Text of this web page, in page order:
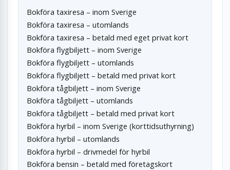
Bokföra taxiresa – inom Sverige
Bokföra taxiresa – utomlands
Bokföra taxiresa – betald med eget privat kort
Bokföra flygbiljett – inom Sverige
Bokföra flygbiljett – utomlands
Bokföra flygbiljett – betald med privat kort
Bokföra tågbiljett – inom Sverige
Bokföra tågbiljett – utomlands
Bokföra tågbiljett – betald med privat kort
Bokföra hyrbil – inom Sverige (korttidsuthyrning)
Bokföra hyrbil – utomlands
Bokföra hyrbil – drivmedel för hyrbil
Bokföra bensin – betald med företagskort